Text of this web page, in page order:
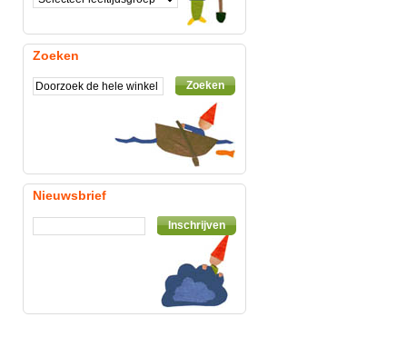
Zoeken
Zoeken
Nieuwsbrief
Inschrijven